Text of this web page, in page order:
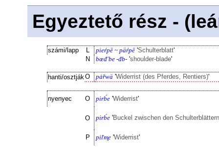
Egyeztető rész -
számi/lapp L pieŕpē ~ päŕpē 'Schulterblatt'
N
bœđ'be -đb- 'shoulder-blade'
hanti/osztjákO pȧ̆rwä 'Widerrist (des Pferdes, Rentiers)'
nyenyec O pirb́e 'Widerrist'
O pirb́e 'Buckel zwischen den
P piľm̥e 'Widerrist'